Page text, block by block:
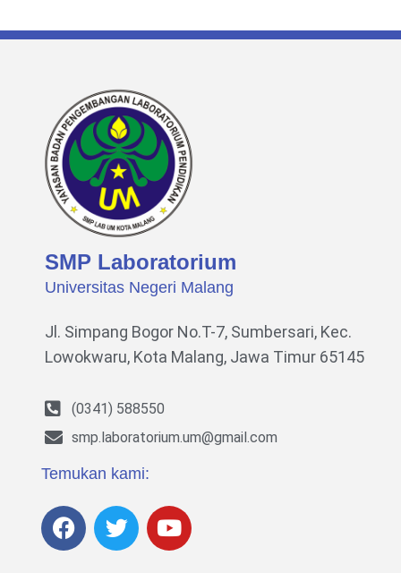
SMP Laboratorium
Universitas Negeri Malang
Jl. Simpang Bogor No.T-7, Sumbersari, Kec.
Lowokwaru, Kota Malang, Jawa Timur 65145
(0341) 588550
smp.laboratorium.um@gmail.com
Temukan kami: